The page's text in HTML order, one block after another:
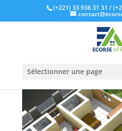
(+221) 33 936 31 31 /
Sélectionner une page